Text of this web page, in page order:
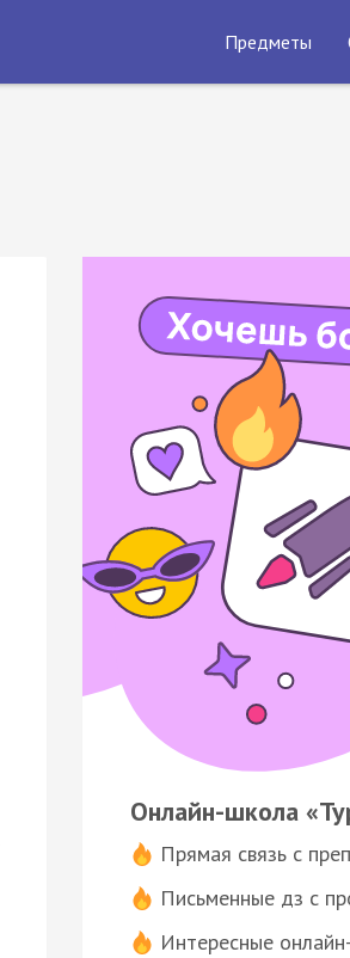
Предметы
Онлайн-школа
Прямая связь с
Письменные дз с
Интересные